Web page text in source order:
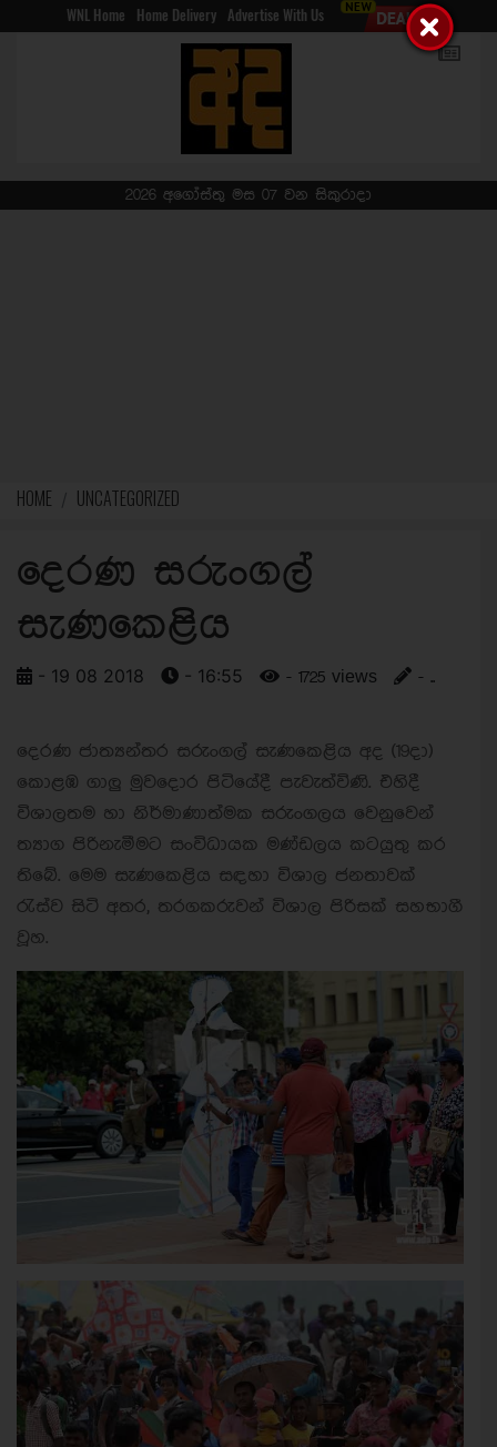
WNL Home Home Delivery Advertise With Us
2026 අගෝස්තු මස 07 වන සිකුරාදා
HOME UNCATEGORIZED
දෙරණ සරුංගල්
සැණකෙළිය
- 19 08 2018 - 16:55 - 1725 views - ..
දෙරණ ජාත්‍යන්තර සරුංගල් සැණකෙළිය අද (19දා)
කොළඹ ගාලු මුවදොර පිටියේදී පැවැත්විණි. එහිදී
විශාලතම හා නිර්මාණාත්මක සරුංගලය වෙනුවෙන්
ත්‍යාග පිරිනැමීමට සංවිධායක මණ්ඩලය කටයුතු කර
තිබේ. මෙම සැණකෙළිය සඳහා විශාල ජනතාවක්
රැස්ව සිටි අතර, තරගකරුවන් විශාල පිරිසක් සහභාගී
වූහ.